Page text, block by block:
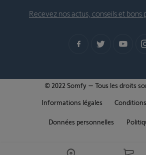
Recevez nos actus, conseils et bons
© 2022 Somfy – Tous les droits
Informations légales
Données personnelles